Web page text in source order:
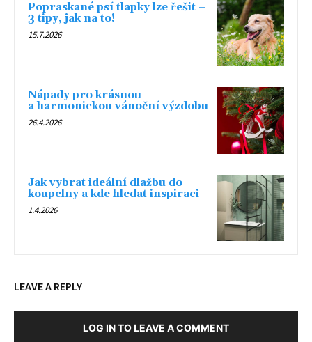
Popraskané psí tlapky lze řešit –
3 tipy, jak na to!
15.7.2026
Nápady pro krásnou
a harmonickou vánoční výzdobu
26.4.2026
Jak vybrat ideální dlažbu do
koupelny a kde hledat inspiraci
1.4.2026
LEAVE A REPLY
LOG IN TO LEAVE A COMMENT